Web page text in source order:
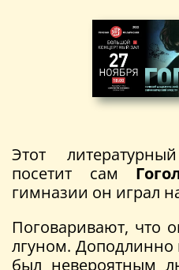
Этот
посетит сам
гимназии он играл
Поговаривают, что
лгуном. Доподлинно
был невероятным